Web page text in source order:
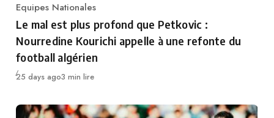
Category
Equipes Nationales
Le mal est plus profond que Petkovic :
Nourredine Kourichi appelle à une refonte du
football algérien
Publié
25 days ago3 min lire